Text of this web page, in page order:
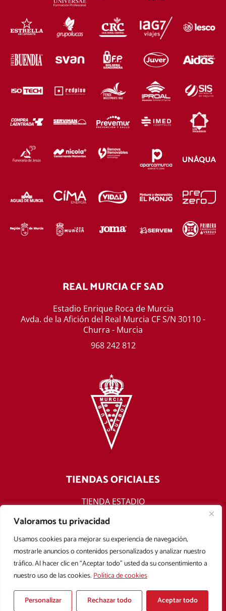
Valoramos tu privacidad
Usamos cookies para mejorar su experiencia de navegación,
mostrarle anuncios o contenidos personalizados y analizar nuestro
tráfico. Al hacer clic en “Aceptar todo” usted da su consentimiento a
nuestro uso de las cookies.Política de cookies
Personalizar Rechazar todo Aceptar todo
REAL MURCIA CF SAD
Estadio Enrique Roca de Murcia
Avda. de la Afición del Real Murcia CF S/N 30110 -
Churra - Murcia
968 242 812
TIENDAS OFICIALES
TIENDA ESTADIO
TIENDA ONLINE
F
a
c
e
b
o
o
T
w
i
t
t
e
r
Y
o
u
t
u
b
e
I
n
s
t
a
g
Copyright © 2025 Real Murcia. Diseñado con
Aviso legal Política de privacidad Política de cookies
Condiciones Generales de Contratación